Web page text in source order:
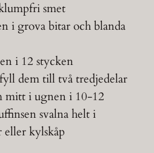
smet
i grova bitar och blanda
i 12 stycken
dem till två tredjedelar
mitt i ugnen i 10-12
svalna helt i
eller kylskåp